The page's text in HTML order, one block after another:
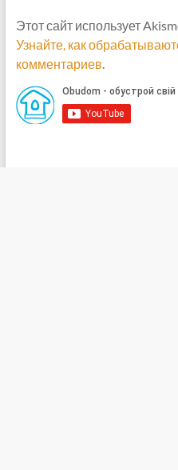
Этот сайт использует
Узнайте, как
комментариев.